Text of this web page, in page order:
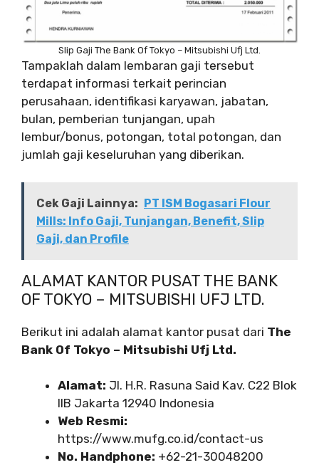
Slip Gaji The Bank Of Tokyo – Mitsubishi Ufj Ltd.
Tampaklah dalam lembaran gaji tersebut
terdapat informasi terkait perincian
perusahaan, identifikasi karyawan, jabatan,
bulan, pemberian tunjangan, upah
lembur/bonus, potongan, total potongan, dan
jumlah gaji keseluruhan yang diberikan.
Cek Gaji Lainnya: PT ISM Bogasari Flour
Mills: Info Gaji, Tunjangan, Benefit, Slip
Gaji, dan Profile
ALAMAT KANTOR PUSAT THE BANK
OF TOKYO – MITSUBISHI UFJ LTD.
Berikut ini adalah alamat kantor pusat dari The
Bank Of Tokyo – Mitsubishi Ufj Ltd.
Alamat: Jl. H.R. Rasuna Said Kav. C22 Blok
IIB Jakarta 12940 Indonesia
Web Resmi:
https://www.mufg.co.id/contact-us
No. Handphone: +62-21-30048200